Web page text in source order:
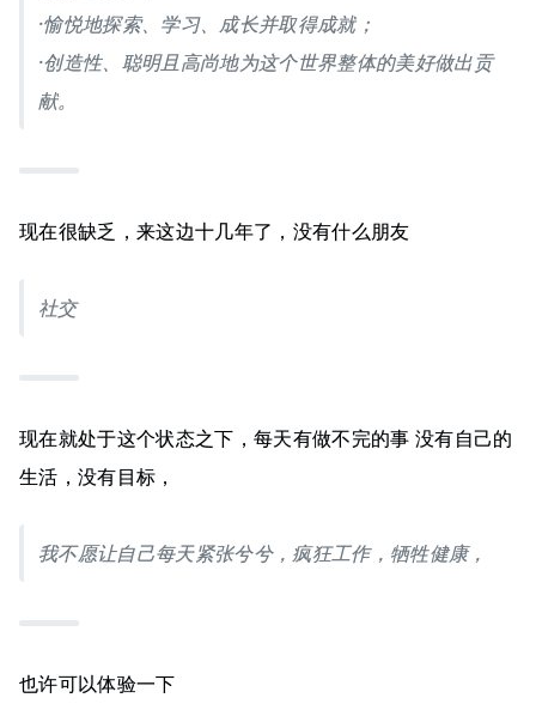
·愉悦地探索、学习、成长并取得成就；
·创造性、聪明且高尚地为这个世界整体的美好做出贡
献。
现在很缺乏，来这边十几年了，没有什么朋友
社交
现在就处于这个状态之下，每天有做不完的事 没有自己的
生活，没有目标，
我不愿让自己每天紧张兮兮，疯狂工作，牺牲健康，
也许可以体验一下